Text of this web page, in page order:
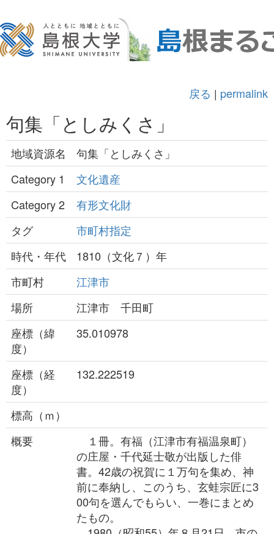
戻る | permalink
句集「としみくさ」
地域資源名
句集「としみくさ」
Category 1
文化遺産
Category 2
有形文化財
タグ
市町村指定
時代・年代
1810（文化７）年
市町村
江津市
場所
江津市 千田町
座標（緯
度）
35.010978
座標（経
度）
132.222519
標高（ｍ）
概要
１冊。有福（江津市有福温泉町）
の庄屋・千代延士敬が出版した俳
書。42歳の祝賀に１万句を集め、神
前に奉納し、このうち、玄蛙宗匠に3
00句を選んでもらい、一巻にまとめ
たもの。